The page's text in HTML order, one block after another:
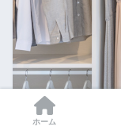
ホーム